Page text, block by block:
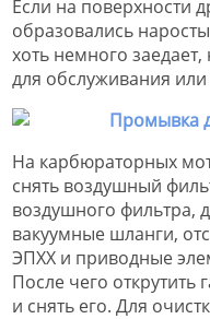
Если на поверхности
образовались
хоть немного
для обслуживания
На карбюраторных
снять воздушный
воздушного фильтра,
вакуумные шланги,
ЭПХХ и приводные
После чего открутить
и снять его. Для